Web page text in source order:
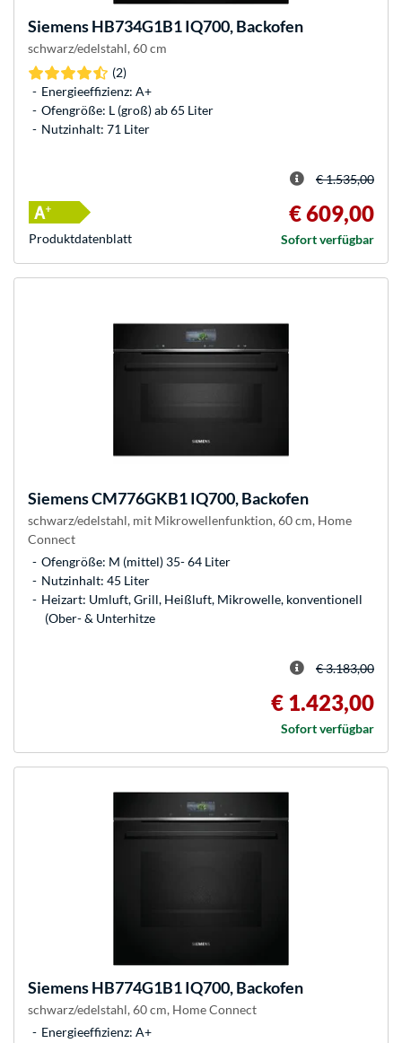
SiemensHB734G1B1 IQ700, Backofen
schwarz/edelstahl, 60 cm
(2)
Energieeffizienz: A+
Ofengröße: L (groß) ab 65 Liter
Nutzinhalt: 71 Liter
€ 1.535,00
€ 609,00
Sofort verfügbar
Produkt­datenblatt
SiemensCM776GKB1 IQ700, Backofen
schwarz/edelstahl, mit Mikrowellenfunktion, 60 cm, Home
Connect
Ofengröße: M (mittel) 35- 64 Liter
Nutzinhalt: 45 Liter
Heizart: Umluft, Grill, Heißluft, Mikrowelle, konventionell
(Ober- & Unterhitze
€ 3.183,00
€ 1.423,00
Sofort verfügbar
SiemensHB774G1B1 IQ700, Backofen
schwarz/edelstahl, 60 cm, Home Connect
Energieeffizienz: A+